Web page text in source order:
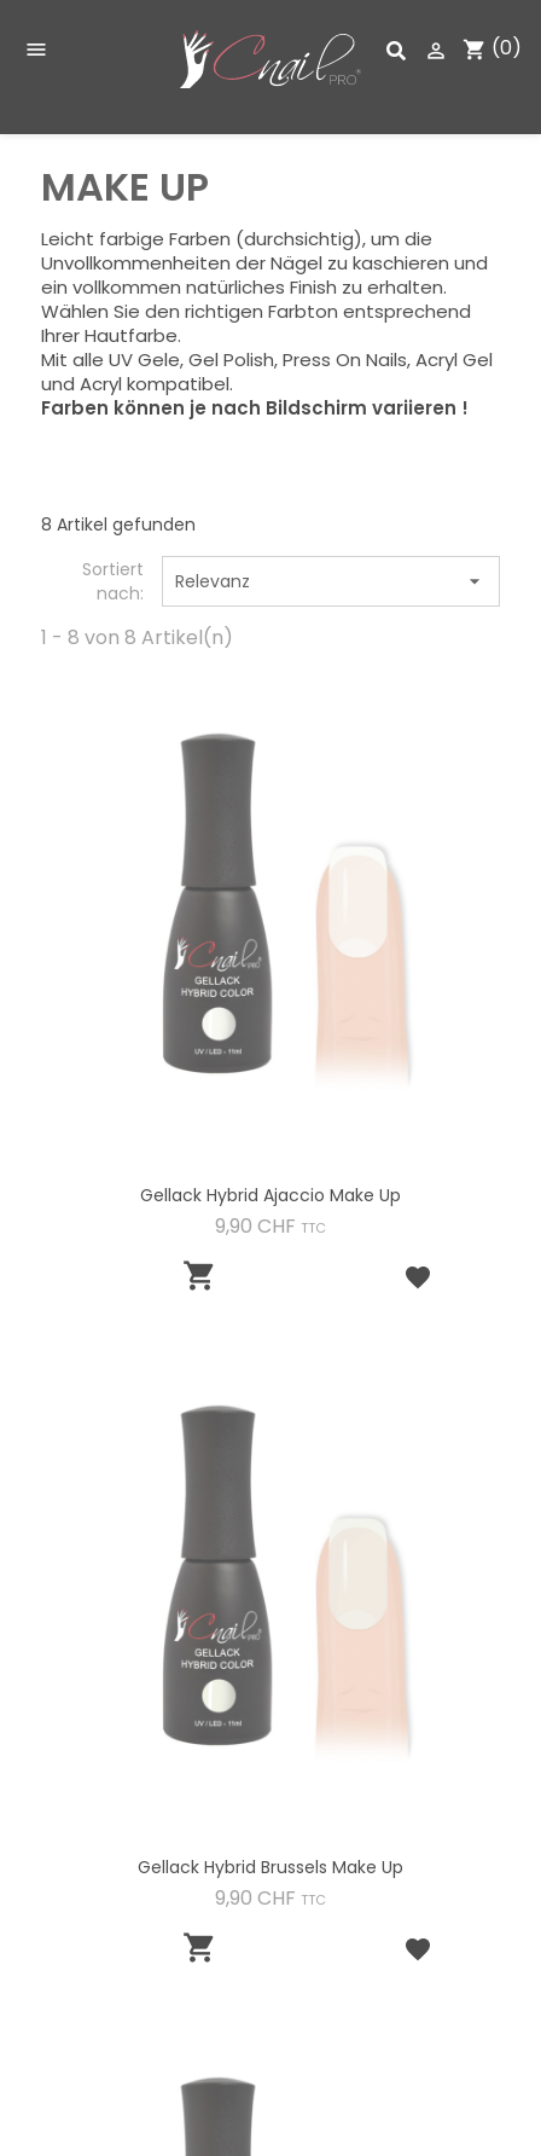
 shopping_cart (0)

MAKE UP
Leicht farbige Farben (durchsichtig), um die
Unvollkommenheiten der Nägel zu kaschieren und
ein vollkommen natürliches Finish zu erhalten.
Wählen Sie den richtigen Farbton entsprechend
Ihrer Hautfarbe.
Mit alle UV Gele, Gel Polish, Press On Nails, Acryl Gel
und Acryl kompatibel.
Farben können je nach Bildschirm variieren !
8 Artikel gefunden
Sortiert
nach:
Relevanz 
1 - 8 von 8 Artikel(n)
Gellack Hybrid Ajaccio Make Up
9,90 CHF Preis
TTC

Gellack Hybrid Brussels Make Up
9,90 CHF Preis
TTC
